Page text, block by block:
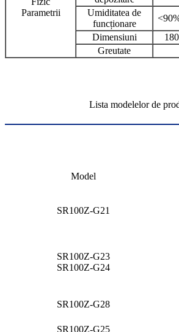
Parametrii
Umiditatea de
funcționare
Dimensiuni
Greutate
Lista modelelor de
Model
SR100Z-G21
SR100Z-G23
SR100Z-G24
SR100Z-G28
SR100Z-G25